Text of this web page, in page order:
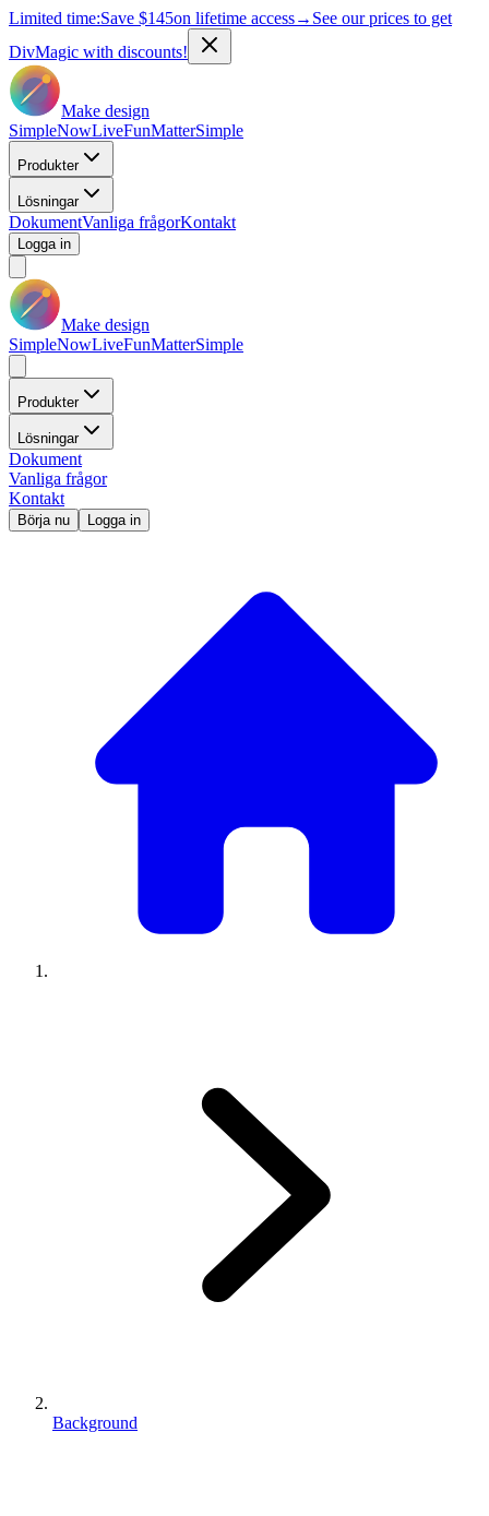
Limited time:Save $145on lifetime access→ See our prices to get
DivMagic with discounts!
Make design
SimpleNowLiveFunMatterSimple
Produkter
Lösningar
DokumentVanliga frågorKontakt
Logga in
Make design
SimpleNowLiveFunMatterSimple
Produkter
Lösningar
Dokument
Vanliga frågor
Kontakt
Börja nu Logga in
Background